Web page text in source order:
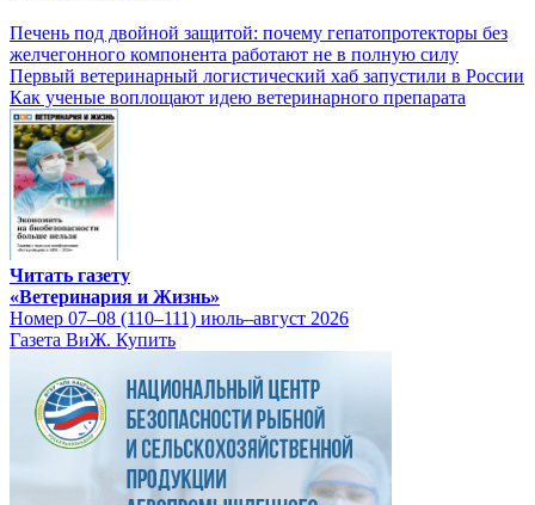
Печень под двойной защитой: почему гепатопротекторы без
желчегонного компонента работают не в полную силу
Первый ветеринарный логистический хаб запустили в России
Как ученые воплощают идею ветеринарного препарата
Читать газету
«Ветеринария и Жизнь»
Номер 07–08 (110–111) июль–август 2026
Газета ВиЖ. Купить